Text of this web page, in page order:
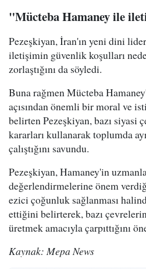
"Mücteba Hamaney ile
Pezeşkiyan, İran'ın yeni dini
iletişimin güvenlik koşulları
zorlaştığını da söyledi.
Buna rağmen Mücteba
açısından önemli bir moral ve
belirten Pezeşkiyan, bazı siyasi
kararları kullanarak toplumda
çalıştığını savundu.
Pezeşkiyan, Hamaney'in
değerlendirmelerine önem
ezici çoğunluk sağlanması
ettiğini belirterek, bazı
üretmek amacıyla çarpıttığını
Kaynak: Mepa News